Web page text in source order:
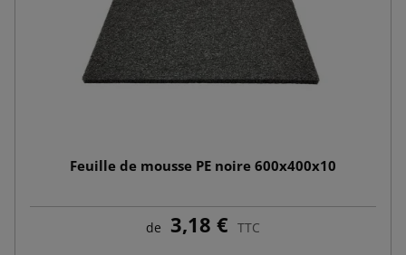
Feuille de mousse PE noire 600x400x10
de 3,18 € TTC